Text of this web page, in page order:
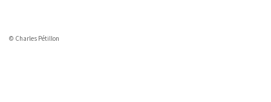
© Charles Pétillon